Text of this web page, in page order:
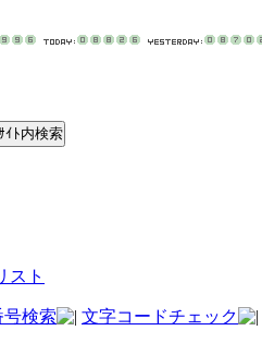
スト
検索 文字コードチェック